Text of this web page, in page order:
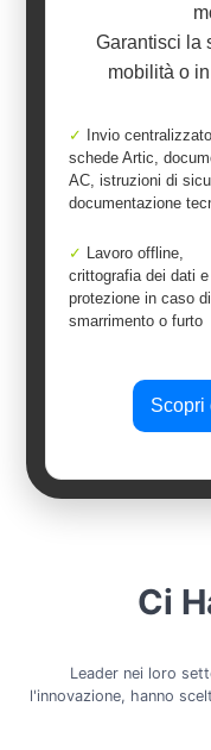
Garantisci la
mobilità o
✓
Invio
schede Artic,
AC, istruzioni di
documentazione
✓
Lavoro offline,
crittografia dei dati e
protezione in caso di
smarrimento o furto
Scopri
Ci
Leader nei loro
l'innovazione, hanno